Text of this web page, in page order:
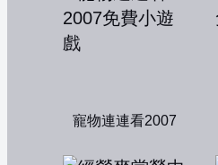
寵物連連看2007